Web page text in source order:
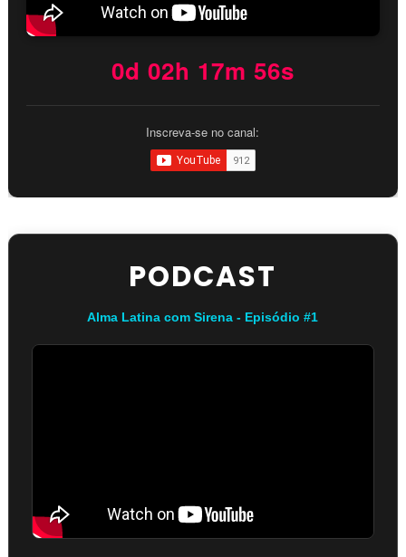
0d 02h 17m 55s
Inscreva-se no canal:
PODCAST
Alma Latina com Sirena - Episódio #1